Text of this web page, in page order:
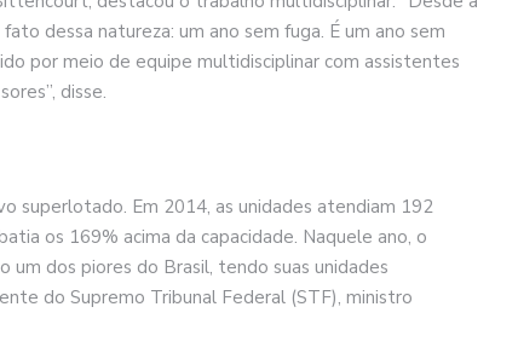
dessa natureza: um ano sem fuga. É um ano sem
por meio de equipe multidisciplinar com assistentes
disse.
superlotado. Em 2014, as unidades atendiam 192
os 169% acima da capacidade. Naquele ano, o
um dos piores do Brasil, tendo suas unidades
do Supremo Tribunal Federal (STF), ministro